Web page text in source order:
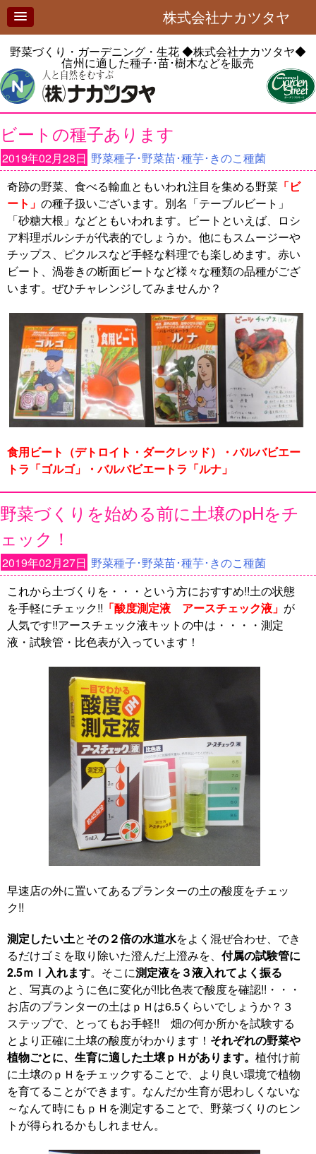
株式会社ナカツタヤ
野菜づくり・ガーデニング・生花◆株式会社ナカツタヤ◆
信州に適した種子･苗･樹木などを販売
ビートの種子あります
2019年02月28日 野菜種子･野菜苗･種芋･きのこ種菌
奇跡の野菜、食べる輸血ともいわれ注目を集める野菜 「ビ
ート」 の種子扱いございます。別名「テーブルビート」
「砂糖大根」などともいわれます。ビートといえば、ロシ
ア料理ボルシチが代表的でしょうか。他にもスムージーや
チップス、ピクルスなど手軽な料理でも楽しめます。赤い
ビート、渦巻きの断面ビートなど様々な種類の品種がござ
います。ぜひチャレンジしてみませんか？
食用ビート（デトロイト・ダークレッド）・バルバビエー
トラ「ゴルゴ」・バルバビエートラ「ルナ」
野菜づくりを始める前に土壌のpHをチ
ェック！
2019年02月27日 野菜種子･野菜苗･種芋･きのこ種菌
これから土づくりを・・・という方におすすめ!!土の状態
を手軽にチェック!! 「酸度測定液 アースチェック液」 が
人気です!!アースチェック液キットの中は・・・・測定
液・試験管・比色表が入っています！
早速店の外に置いてあるプランターの土の酸度をチェッ
ク!!
測定したい土とその２倍の水道水をよく混ぜ合わせ、でき
るだけゴミを取り除いた澄んだ上澄みを、 付属の試験管に
2.5ｍｌ入れます。そこに測定液を３液入れてよく振る
と、写真のように色に変化が!!比色表で酸度を確認!!・・・
お店のプランターの土はｐＨは6.5くらいでしょうか？３
ステップで、とってもお手軽!! 畑の何か所かを試験する
とより正確に土壌の酸度がわかります！ それぞれの野菜や
植物ごとに、生育に適した土壌ｐＨがあります。 植付け前
に土壌のｐＨをチェックすることで、より良い環境で植物
を育てることができます。なんだか生育が思わしくないな
～なんて時にもｐＨを測定することで、野菜づくりのヒン
トが得られるかもしれません。